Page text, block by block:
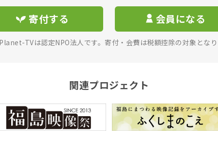
寄付する 会員になる
TVは認定NPO法人です。寄付・会費は税額控除の対象とな
関連プロジェクト